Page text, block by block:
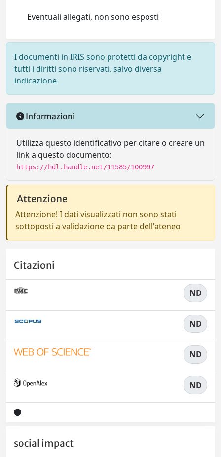
Eventuali allegati, non sono esposti
I documenti in IRIS sono protetti da copyright e
tutti i diritti sono riservati, salvo diversa
indicazione.
Informazioni
Utilizza questo identificativo per citare o creare un
link a questo documento:
https://hdl.handle.net/11585/100997
Attenzione
Attenzione! I dati visualizzati non sono stati
sottoposti a validazione da parte dell'ateneo
Citazioni
ND
ND
ND
ND
social impact